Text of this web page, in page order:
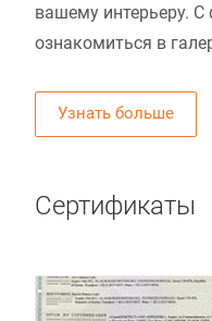
вашему интерьеру.
ознакомиться в
Узнать больше
Сертификаты